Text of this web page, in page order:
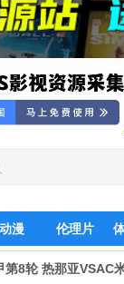
动漫 伦理片
第8轮 热那亚VSAC